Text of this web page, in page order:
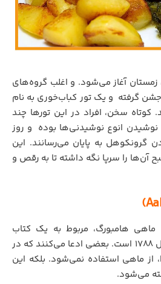
زمستان آغاز می‌شود. و اغلب گروه‌های
جشن گرفته و یک تور کباب‌خوری به نام
کوتاه سخن، افراد در این تورها چند
انوع نوشیدنی‌ها بوده و روز
گرونکوهل به پایان می‌رسانند. این
آن‌ها را سرپا نگه داشته تا به رقص و
هامبورگ، مربوط به یک کتاب
آشپزی نوشته شده در سال ۱۷۸۸ است. بعضی ادعا می‌کنند که در
ماهی استفاده نمی‌شود. بلکه این
می‌شود.